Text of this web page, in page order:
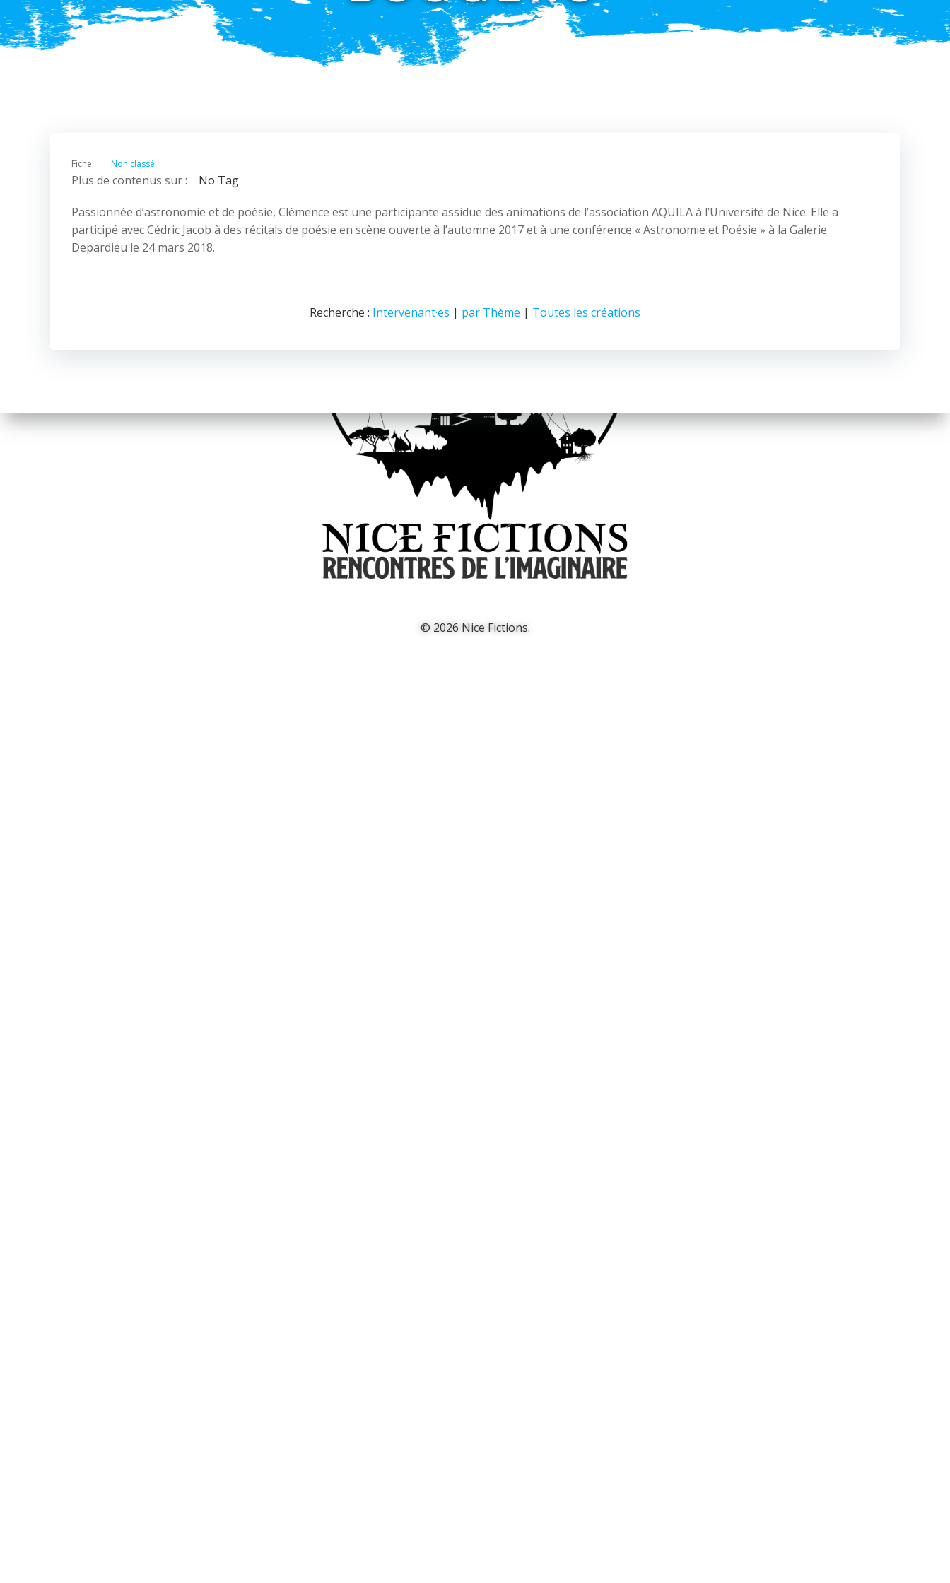
Fiche : Non classé
Plus de contenus sur : No Tag
Passionnée d’astronomie et de poésie, Clémence est une participante assidue des animations de l’association AQUILA à l’Université de Nice. Elle a
participé avec Cédric Jacob à des récitals de poésie en scène ouverte à l’automne 2017 et à une conférence « Astronomie et Poésie » à la Galerie
Depardieu le 24 mars 2018.
Recherche : Intervenant·es | par Thème | Toutes les créations
© 2026 Nice Fictions.